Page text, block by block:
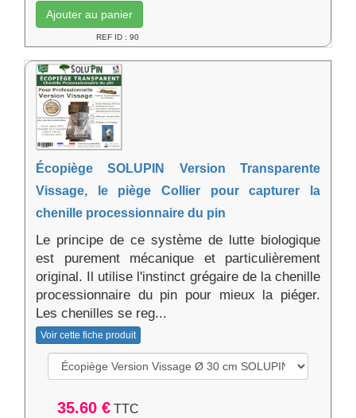
Ajouter au panier
REF ID : 90
Écopiège SOLUPIN Version Transparente
Vissage, le piège Collier pour capturer la
chenille processionnaire du pin
Le principe de ce système de lutte biologique
est purement mécanique et particulièrement
original. Il utilise l'instinct grégaire de la chenille
processionnaire du pin pour mieux la piéger.
Les chenilles se reg...
Voir cette fiche produit
35.60 € TTC